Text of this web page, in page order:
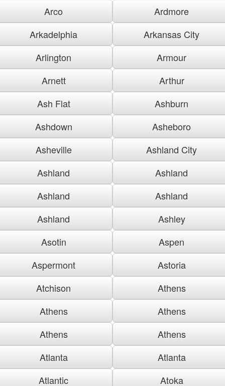
Arco
Ardmore
Arkadelphia
Arkansas City
Arlington
Armour
Arnett
Arthur
Ash Flat
Ashburn
Ashdown
Asheboro
Asheville
Ashland City
Ashland
Ashland
Ashland
Ashland
Ashland
Ashley
Asotin
Aspen
Aspermont
Astoria
Atchison
Athens
Athens
Athens
Athens
Athens
Atlanta
Atlanta
Atlantic
Atoka